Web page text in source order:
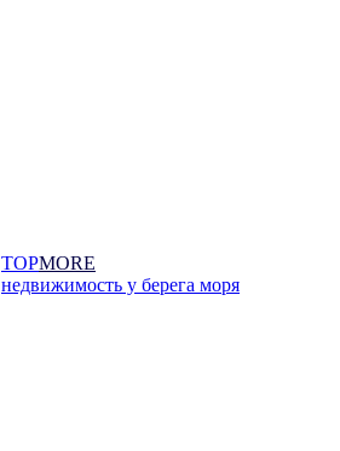
TOPMORE
недвижимость у берега моря